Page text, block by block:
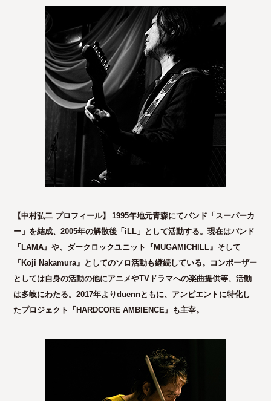
【中村弘二 プロフィール】
1995年地元青森にてバンド「スーパーカ
ー」を結成、2005年の解散後「iLL」として活動する。現在はバンド
『LAMA』や、ダークロックユニット『MUGAMICHILL』そして
『Koji Nakamura』としてのソロ活動も継続している。コンポーザー
としては自身の活動の他にアニメやTVドラマへの楽曲提供等、活動
は多岐にわたる。2017年よりduennともに、アンビエントに特化し
たプロジェクト『HARDCORE AMBIENCE』も主宰。